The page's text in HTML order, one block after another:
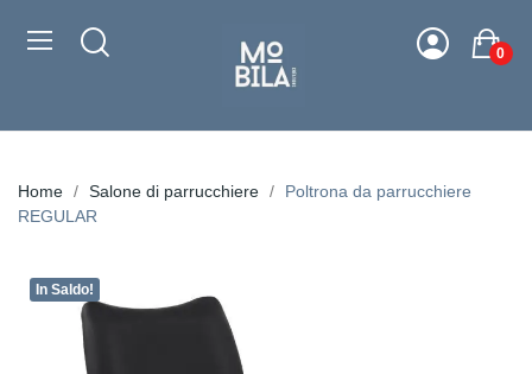
0
Home Salone di parrucchiere
Poltrona da parrucchiere
REGULAR
In Saldo!